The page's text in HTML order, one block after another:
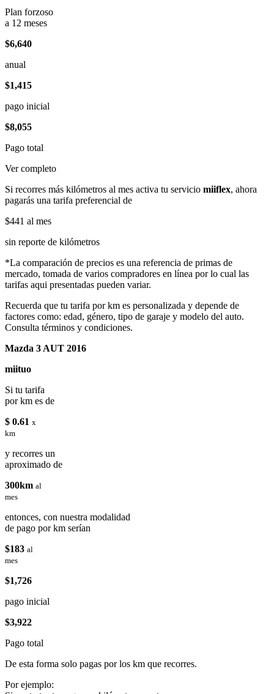
Plan forzoso
a 12 meses
$6,640
anual
$1,415
pago inicial
$8,055
Pago total
Ver completo
Si recorres más kilómetros al mes activa tu servicio miiflex, ahora
pagarás una tarifa preferencial de
$441 al mes
sin reporte de kilómetros
*La comparación de precios es una referencia de primas de
mercado, tomada de varios compradores en línea por lo cual las
tarifas aqui presentadas pueden variar.
Recuerda que tu tarifa por km es personalizada y depende de
factores como: edad, género, tipo de garaje y modelo del auto.
Consulta términos y condiciones.
Mazda 3 AUT 2016
miituo
Si tu tarifa
por km es de
$ 0.61 x
km
y recorres un
aproximado de
300km al
mes
entonces, con nuestra modalidad
de pago por km serían
$183 al
mes
$1,726
pago inicial
$3,922
Pago total
De esta forma solo pagas por los km que recorres.
Por ejemplo: